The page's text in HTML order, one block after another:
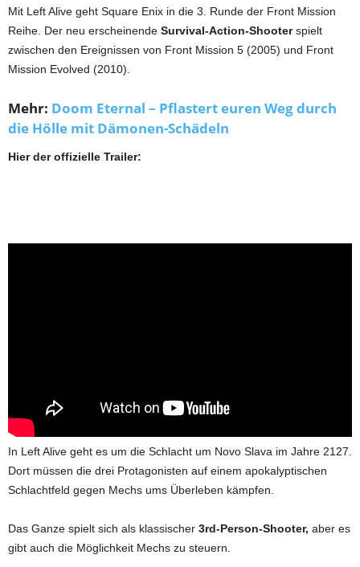
Mit Left Alive geht Square Enix in die 3. Runde der Front Mission
Reihe. Der neu erscheinende Survival-Action-Shooterspielt
zwischen den Ereignissen von Front Mission 5 (2005) und Front
Mission Evolved (2010).
Mehr: Doom Eternal – Pflastert euren Weg durch
die Hölle mit Dämonen-Schädeln
Hier der offizielle Trailer:
In Left Alive geht es um die Schlacht um Novo Slava im Jahre 2127.
Dort müssen die drei Protagonisten auf einem apokalyptischen
Schlachtfeld gegen Mechs ums Überleben kämpfen.
Das Ganze spielt sich als klassischer 3rd-Person-Shooter, aber es
gibt auch die Möglichkeit Mechs zu steuern.